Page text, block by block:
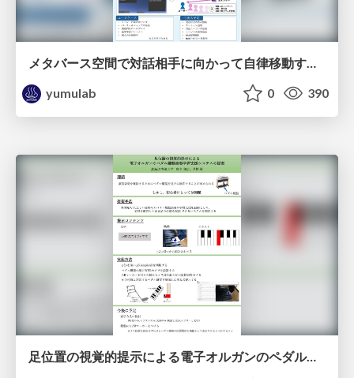
メタバース空間で対話相⼿に向かって⾃律移動するAIアバター『ノア』の開発 / EC2025-Oyamada
yumulab
0 390
足位置の視覚的提示による電子オルガンのペダル鍵盤演奏学習支援システムの提案 / EC2025-Hokin